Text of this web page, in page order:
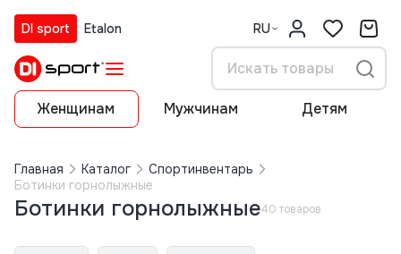
DI sport Etalon RU
Женщинам Мужчинам Детям
Главная Каталог
Спортинвентарь
Ботинки горнолыжные
Ботинки горнолыжные40 товаров